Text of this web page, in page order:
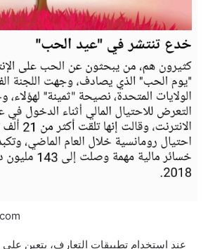
عند استخدام تطبيقات التعارف، يتعين على